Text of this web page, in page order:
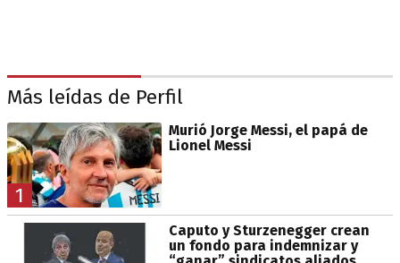
Más leídas de Perfil
1
Murió Jorge Messi, el papá de
Lionel Messi
Caputo y Sturzenegger crean
un fondo para indemnizar y